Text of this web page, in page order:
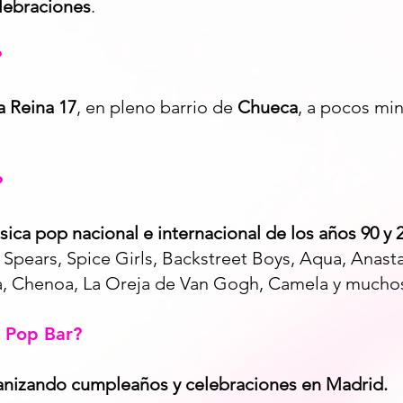
.
Reina 17, en pleno barrio de Chueca, a pocos
pop nacional e internacional de los años 90 y
Spice Girls, Backstreet Boys, Aqua,
Chenoa, La Oreja de Van Gogh, Camela y
Bar?
cumpleaños y celebraciones en Madrid.